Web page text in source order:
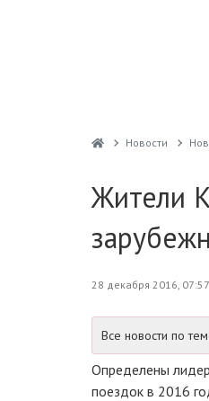
Новости
Жители
28 декабря 2016, 07:57
Все новости по
Определены
поездок в 2016